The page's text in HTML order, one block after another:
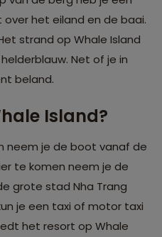
het eiland en de baai.
strand op Whale Island
Net of je in
beland.
Island?
neem je de boot vanaf de
te komen neem je de
grote stad Nha Trang
je een taxi of motor taxi
het resort op Whale